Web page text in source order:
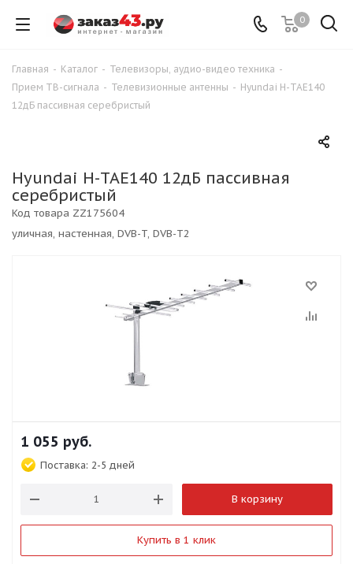
0
Главная - Каталог - Телевизоры, аудио-видео техника -
Прием ТВ-сигнала - Телевизионные антенны - Hyundai H-TAE140
12дБ пассивная серебристый
Hyundai H-TAE140 12дБ пассивная
серебристый
уличная, настенная, DVB-T, DVB-T2
Код товара ZZ175604
1 055 руб.
Поставка: 2-5 дней
В корзину
Купить в 1 клик